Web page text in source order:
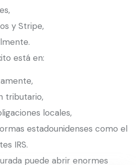
y Stripe,
está en:
tributario,
locales,
estadounidenses como el
IRS.
puede abrir enormes